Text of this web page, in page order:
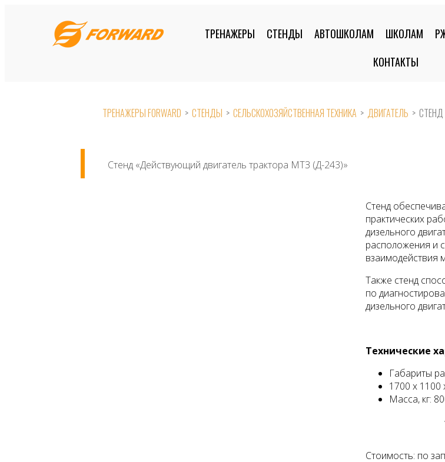
ТРЕНАЖЕРЫ СТЕНДЫ АВТОШКОЛАМ ШКОЛАМ
КОНТАКТЫ
ТРЕНАЖЕРЫ FORWARD > СТЕНДЫ > СЕЛЬСКОХОЗЯЙСТВЕННАЯ ТЕХНИКА > ДВИГАТЕЛЬ >
Стенд «Действующий двигатель трактора МТЗ (Д-243)»
Стенд
практических
дизельного
расположения и
взаимодействия
Также стенд
по
дизельного
Технические
Габариты
1700 х 1100
Масса, кг:
Стоимость: по